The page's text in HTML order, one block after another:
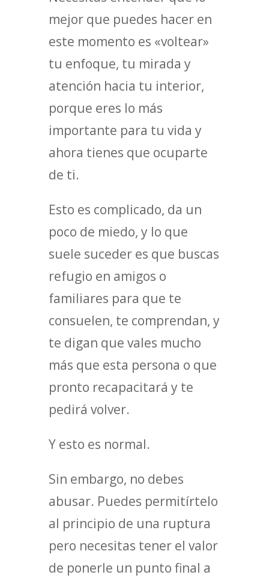
mejor que puedes hacer en
este momento es «voltear»
tu enfoque, tu mirada y
atención hacia tu interior,
porque eres lo más
importante para tu vida y
ahora tienes que ocuparte
de ti.
Esto es complicado, da un
poco de miedo, y lo que
suele suceder es que buscas
refugio en amigos o
familiares para que te
consuelen, te comprendan, y
te digan que vales mucho
más que esta persona o que
pronto recapacitará y te
pedirá volver.
Y esto es normal.
Sin embargo, no debes
abusar. Puedes permitírtelo
al principio de una ruptura
pero necesitas tener el valor
de ponerle un punto final a